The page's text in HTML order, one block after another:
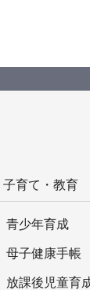
子育て・教育
青少年育成
母子健康手帳
放課後児童育